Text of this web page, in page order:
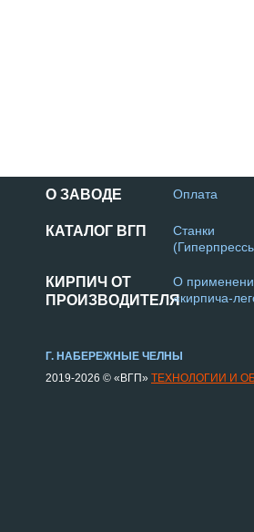
О ЗАВОДЕ Оплата
КАТАЛОГ ВГП
Станки
КИРПИЧ ОТ
ПРОИЗВОДИТЕЛЯ
О
«кирпича-
Г. НАБЕРЕЖНЫЕ ЧЕЛНЫ
2019-2026 © «ВГП» ТЕХНОЛОГИИ И